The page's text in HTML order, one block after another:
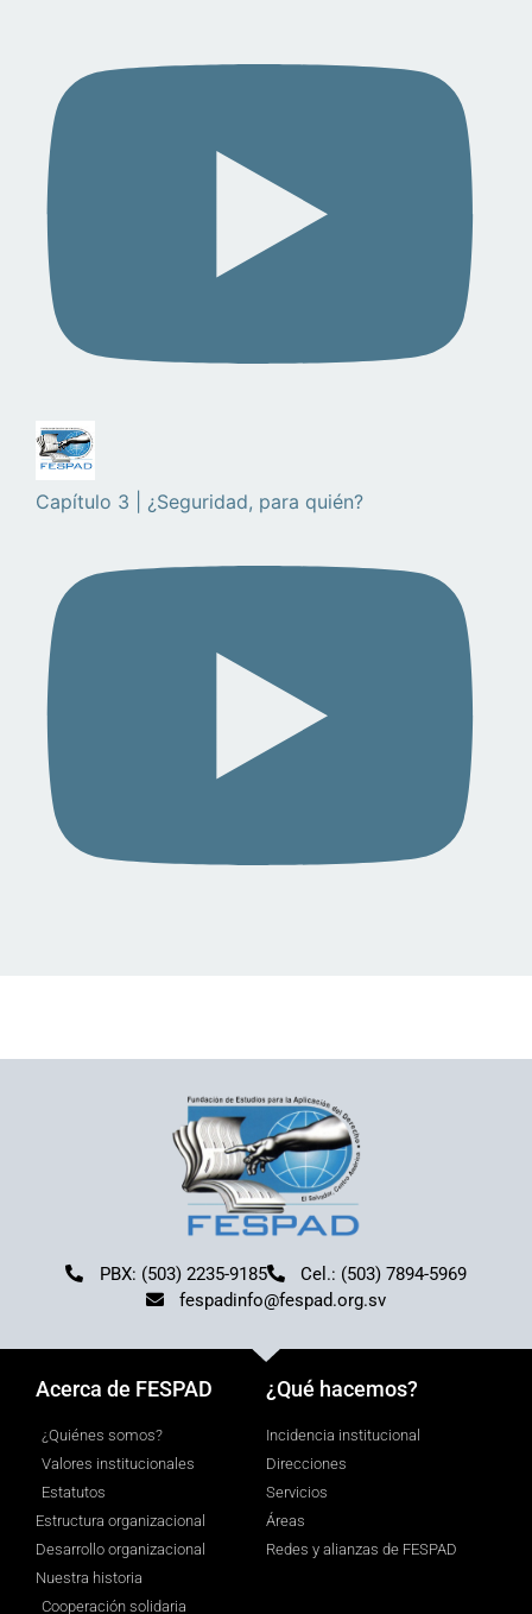
Capítulo 3 | ¿Seguridad, para quién?
PBX: (503) 2235-9185
Cel.: (503) 7894-5969
fespadinfo@fespad.org.sv
Acerca de FESPAD
¿Quiénes somos?
Valores institucionales
Estatutos
Estructura organizacional
Desarrollo organizacional
Nuestra historia
Cooperación solidaria
¿Qué hacemos?
Incidencia institucional
Direcciones
Servicios
Áreas
Redes y alianzas de FESPAD